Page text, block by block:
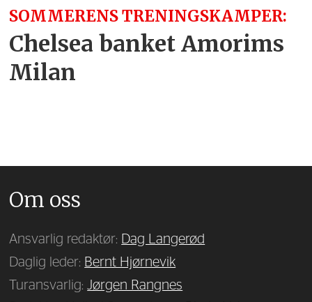
SOMMERENS TRENINGSKAMPER:
Chelsea banket Amorims
Milan
Om oss
Ansvarlig redaktør: Dag Langerød
Daglig leder: Bernt Hjørnevik
Turansvarlig:Jørgen Rangnes